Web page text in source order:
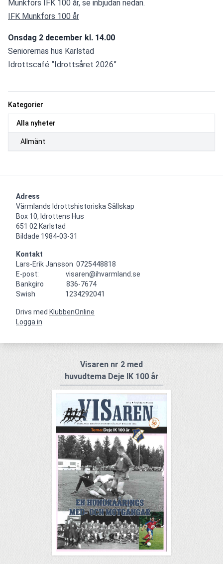
Kategorier
Alla nyheter
Allmänt
Munkfors IFK 100 år, se inbjudan nedan.
IFK Munkfors 100 år
Onsdag 2 december kl. 14.00
Seniorernas hus Karlstad
Idrottscafé ”Idrottsåret 2026”
Adress
Värmlands Idrottshistoriska Sällskap
Box 10, Idrottens Hus
651 02 Karlstad
Bildade 1984-03-31
Kontakt
Lars-Erik Jansson  0725448818
E-post:                  visaren@ihvarmland.se
Bankgiro               836-7674
Swish                    1234292041
Drivs med KlubbenOnline
Logga in
Visaren nr 2 med
huvudtema Deje IK 100 år